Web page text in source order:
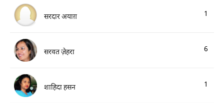
सरदार अयाग़ 1
सरवत ज़ेहरा 6
शाहिदा हसन 1